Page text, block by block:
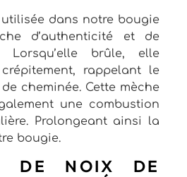
dans notre bougie
d’authenticité et de
Lorsqu’elle brûle, elle
rappelant le
cheminée. Cette mèche
une combustion
Prolongeant ainsi la
bougie.
DE NOIX DE